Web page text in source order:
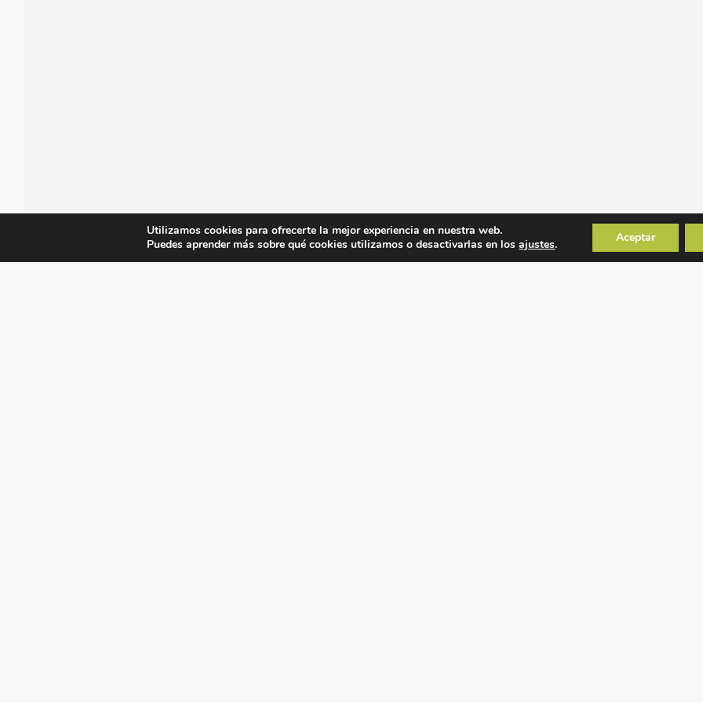
Utilizamos cookies para ofrecerte la mejor experiencia en nuestra web.
Puedes aprender más sobre qué cookies utilizamos o desactivarlas en losajustes. Aceptar